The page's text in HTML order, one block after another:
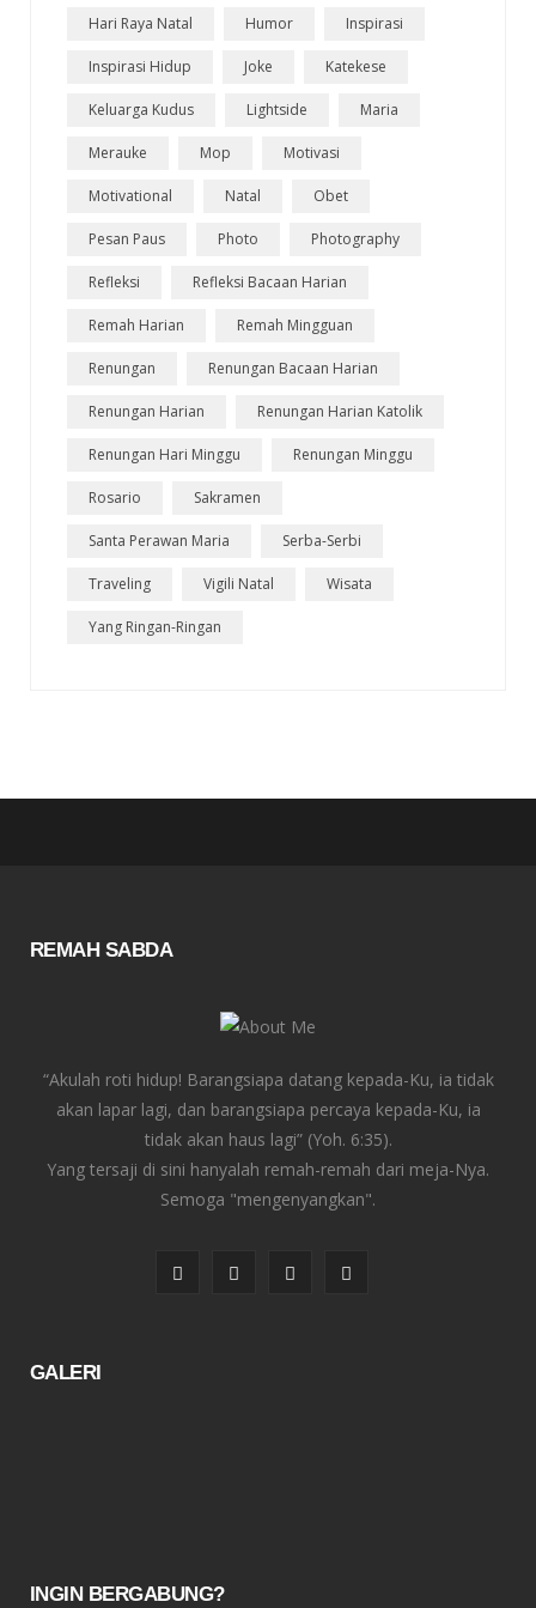
Hari Raya Natal Humor Inspirasi
Inspirasi Hidup Joke Katekese
Keluarga Kudus Lightside Maria
Merauke Mop Motivasi
Motivational Natal Obet
Pesan Paus Photo Photography
Refleksi Refleksi Bacaan Harian
Remah Harian Remah Mingguan
Renungan Renungan Bacaan Harian
Renungan Harian Renungan Harian Katolik
Renungan Hari Minggu Renungan Minggu
Rosario Sakramen
Santa Perawan Maria Serba-Serbi
Traveling Vigili Natal Wisata
Yang Ringan-Ringan
REMAH SABDA
“Akulah roti hidup! Barangsiapa datang kepada-Ku, ia tidak
akan lapar lagi, dan barangsiapa percaya kepada-Ku, ia
tidak akan haus lagi” (Yoh. 6:35).
Yang tersaji di sini hanyalah remah-remah dari meja-Nya.
Semoga "mengenyangkan".
k
GALERI
INGIN BERGABUNG?